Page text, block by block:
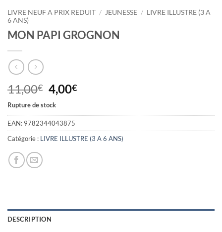
LIVRE NEUF A PRIX REDUIT / JEUNESSE / LIVRE ILLUSTRE (3 A
6 ANS)
MON PAPI GROGNON
11,00€ Le
prix
initial
était :
11,00€.
4,00€Le
actuel
4,00€.
Rupture de stock
EAN: 9782344043875
Catégorie : LIVRE ILLUSTRE (3 A 6 ANS)
DESCRIPTION